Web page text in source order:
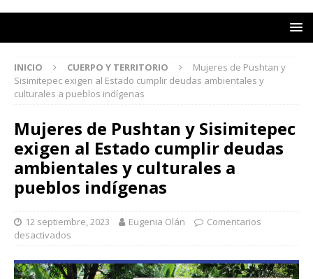
INICIO CUERPO Y TERRITORIO
Mujeres de Pushtan y
Sisimitepec exigen al Estado cumplir deudas ambientales y
culturales a pueblos indígenas
Mujeres de Pushtan y Sisimitepec
exigen al Estado cumplir deudas
ambientales y culturales a
pueblos indígenas
12 septiembre, 2023 Eugenia Olán
Comentarios
desactivados